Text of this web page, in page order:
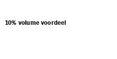
10% volume voordeel